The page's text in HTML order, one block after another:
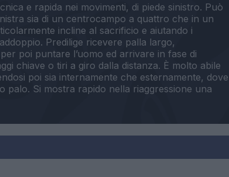
e rapida nei movimenti, di piede sinistro. Può
sia di un centrocampo a quattro che in un
incline al sacrificio e aiutando i
Predilige ricevere palla largo,
poi puntare l’uomo ed arrivare in fase di
chiave o tiri a giro dalla distanza. È molto abile
poi sia internamente che esternamente, dove
palo. Si mostra rapido nella riaggressione una